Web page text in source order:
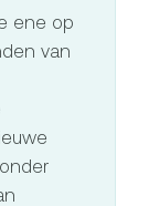
ene op
van